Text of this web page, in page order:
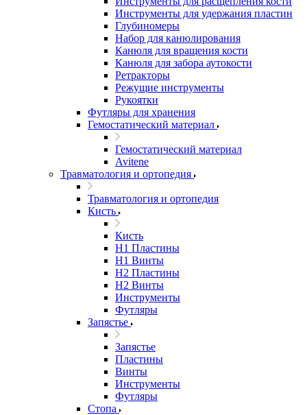
Инструменты для удержания пластин
Глубиномеры
Набор для канюлирования
Канюля для вращения кости
Канюля для забора аутокости
Ретракторы
Режущие инструменты
Рукоятки
Футляры для хранения
Гемостатический материал
Гемостатический материал
Avitene
Травматология и ортопедия
Травматология и ортопедия
Кисть
Кисть
H1 Пластины
H1 Винты
H2 Пластины
H2 Винты
Инструменты
Футляры
Запястье
Запястье
Пластины
Винты
Инструменты
Футляры
Стопа